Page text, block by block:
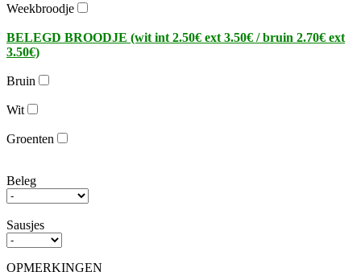
Weekbroodje
BELEGD BROODJE (wit int 2.50€ ext 3.50€ / bruin 2.70€ ext
3.50€)
Bruin
Wit
Groenten
Beleg
Sausjes
OPMERKINGEN